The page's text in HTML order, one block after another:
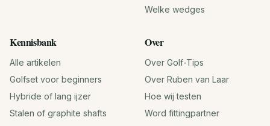
Welke wedges
Kennisbank
Alle artikelen
Golfset voor beginners
Hybride of lang ijzer
Stalen of graphite shafts
Over
Over Golf-Tips
Over Ruben van Laar
Hoe wij testen
Word fittingpartner